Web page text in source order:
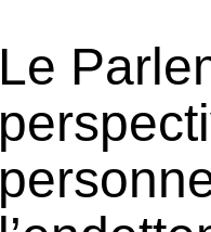
Le